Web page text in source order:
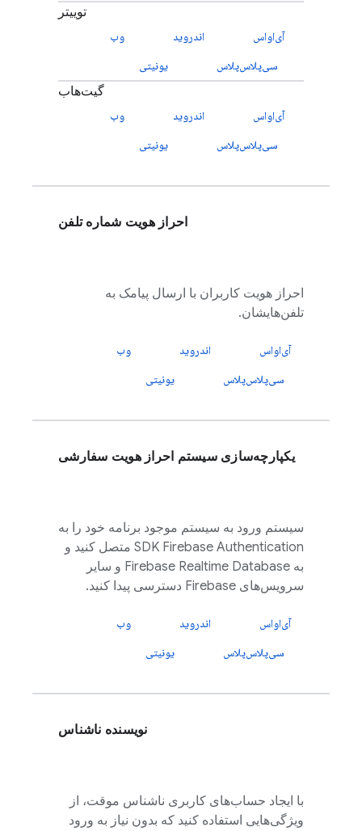
توییتر
آی‌او‌اس اندروید
وب
سی‌پلاس‌پلاس
یونیتی
گیت‌هاب
آی‌او‌اس اندروید
وب
سی‌پلاس‌پلاس
یونیتی
احراز هویت شماره تلفن
احراز هویت کاربران با ارسال پیامک به
تلفن‌هایشان.
آی‌او‌اس اندروید
وب
سی‌پلاس‌پلاس
یونیتی
یکپارچه‌سازی سیستم احراز هویت سفارشی
سیستم ورود به سیستم موجود برنامه خود را به
SDKFirebase Authentication
متصل کنید و
به Firebase Realtime Databaseو سایر
سرویس‌های Firebaseدسترسی پیدا کنید.
آی‌او‌اس اندروید
وب
سی‌پلاس‌پلاس
یونیتی
نویسنده ناشناس
با ایجاد حساب‌های کاربری ناشناس موقت، از
ویژگی‌هایی استفاده کنید که بدون نیاز به ورود